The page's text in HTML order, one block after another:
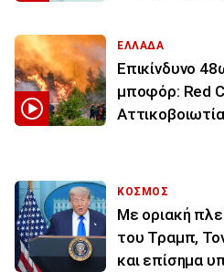
ΕΛΛΑΔΑ
Επικίνδυνο
μποφόρ: Red
ΚΟΣΜΟΣ
Με οριακή
του Τραμπ,
και επίσημα